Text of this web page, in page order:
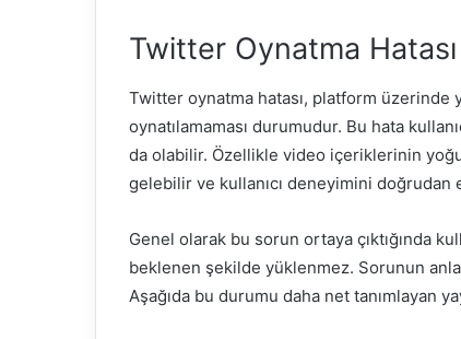
Twitter Oynatma
Twitter oynatma hatası, platform
oynatılamaması durumudur. Bu hata
da olabilir. Özellikle video içeriklerinin
gelebilir ve kullanıcı deneyimini doğrudan
Genel olarak bu sorun ortaya çıktığında
beklenen şekilde yüklenmez. Sorunun
Aşağıda bu durumu daha net tanımlayan